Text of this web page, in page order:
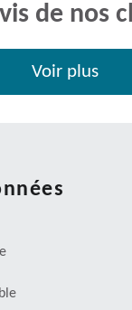
de nos
Voir plus